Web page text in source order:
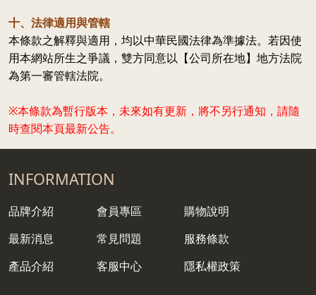
十、法律適用與管轄
本條款之解釋與適用，均以中華民國法律為準據法。若因使
用本網站所生之爭議，雙方同意以【公司所在地】地方法院
為第一審管轄法院。
※本條款為暫行版本，未來如有更新，將不另行通知，請隨
時查閱本頁最新公告。
INFORMATION
品牌介紹
最新消息
產品介紹
會員專區
常見問題
客服中心
購物說明
服務條款
隱私權政策